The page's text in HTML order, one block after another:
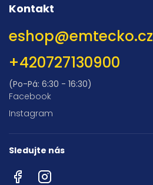
Kontakt
eshop@emtecko.cz
+420727130900
(Po-Pá: 6:30 - 16:30)
Facebook
Instagram
Sledujte nás
FacebookInstagram